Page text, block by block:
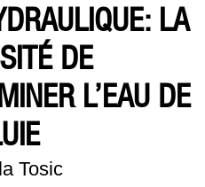
LA
DE
L’EAU DE
Tosic